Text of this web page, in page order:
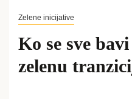
Zelene inicijative
Ko se sve
zelenu